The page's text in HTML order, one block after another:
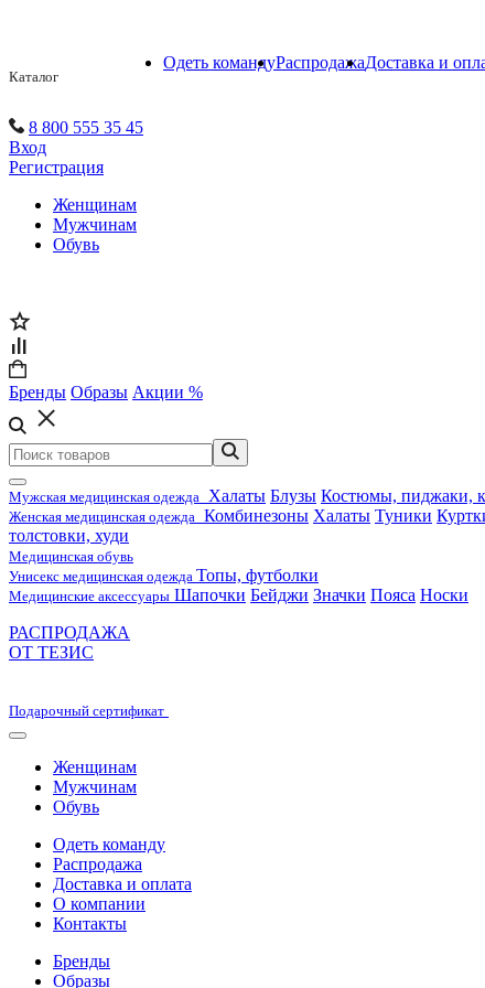
Каталог
Одеть командуРаспродажаДоставка и
8 800 555 35 45
Вход
Регистрация
Женщинам
Мужчинам
Обувь
Бренды Образы Акции %
Мужская медицинская одежда Халаты Блузы Костюмы, пиджаки,
Женская медицинская одежда Комбинезоны Халаты Туники
толстовки, худи
Медицинская обувь
Унисекс медицинская одежда Топы, футболки
Медицинские аксессуары Шапочки Бейджи Значки Пояса Носки
РАСПРОДАЖА
ОТ ТЕЗИС
Подарочный сертификат
Женщинам
Мужчинам
Обувь
Одеть команду
Распродажа
Доставка и оплата
О компании
Контакты
Бренды
Образы